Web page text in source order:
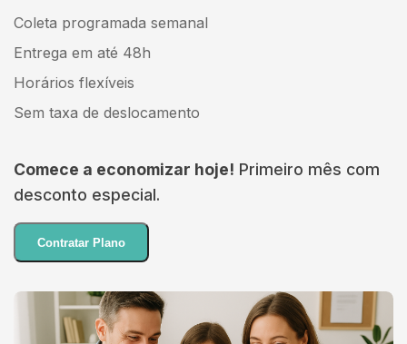
Coleta programada semanal
Entrega em até 48h
Horários flexíveis
Sem taxa de deslocamento
Comece a economizar hoje! Primeiro mês com
desconto especial.
Contratar Plano